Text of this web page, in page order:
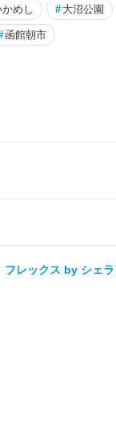
かめし # 大沼公園
函館朝市
フレックス by シェ